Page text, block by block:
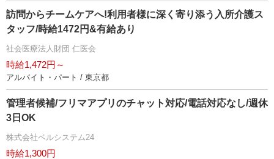
訪問からチームケアへ!利用者様に深く寄り添う入所介護ス
タッフ/時給1472円&有給あり
社会医療法人財団 仁医会
時給1,472円～
アルバイト・パート / 東京都
管理者候補/フリマアプリのチャット対応/電話対応なし/週休
3日OK
株式会社ベルシステム24
時給1,300円